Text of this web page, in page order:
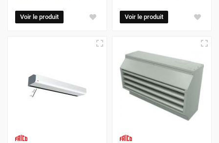
Voir le produit Voir le produit